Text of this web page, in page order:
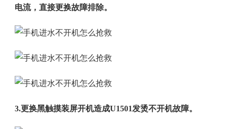
电流，直接更换故障排除。
3.更换黑触摸装屏开机造成U1501发烫不开机故障。